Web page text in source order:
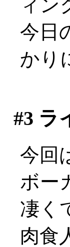
ィン
今日
かり
#3 ラ
今回
ボー
凄く
肉食